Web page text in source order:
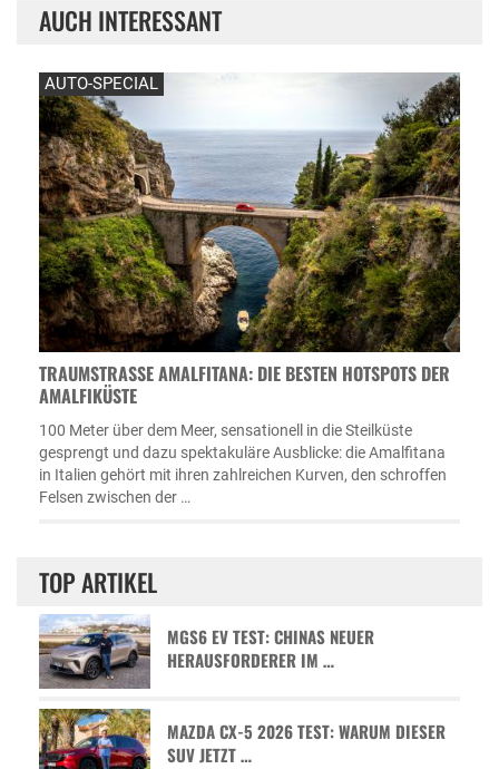
AUCH INTERESSANT
AUTO-SPECIAL
TRAUMSTRASSE AMALFITANA: DIE BESTEN HOTSPOTS DER A
MALFIKÜSTE
100 Meter über dem Meer, sensationell in die Steilküste
gesprengt und dazu spektakuläre Ausblicke: die Amalfitana
in Italien gehört mit ihren zahlreichen Kurven, den schroffen
Felsen zwischen der …
TOP ARTIKEL
MGS6 EV TEST: CHINAS NEUER
HERAUSFORDERER IM …
MAZDA CX-5 2026 TEST: WARUM DIESER
SUV JETZT …